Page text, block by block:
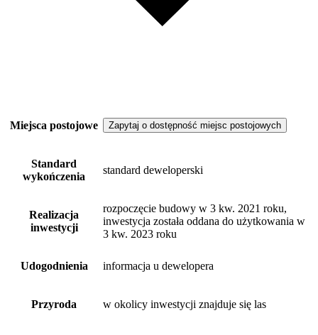
Miejsca postojowe Zapytaj o dostępność miejsc postojowych
Standard
wykończenia
standard deweloperski
Realizacja
inwestycji
rozpoczęcie budowy w 3 kw. 2021 roku,
inwestycja została oddana do użytkowania w
3 kw. 2023 roku
Udogodnienia informacja u dewelopera
Przyroda w okolicy inwestycji znajduje się las